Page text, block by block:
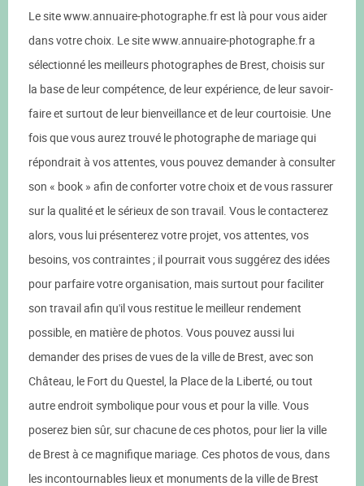
Le site www.annuaire-photographe.fr est là pour vous aider
dans votre choix. Le site www.annuaire-photographe.fr a
sélectionné les meilleurs photographes de Brest, choisis sur
la base de leur compétence, de leur expérience, de leur savoir-
faire et surtout de leur bienveillance et de leur courtoisie. Une
fois que vous aurez trouvé le photographe de mariage qui
répondrait à vos attentes, vous pouvez demander à consulter
son « book » afin de conforter votre choix et de vous rassurer
sur la qualité et le sérieux de son travail. Vous le contacterez
alors, vous lui présenterez votre projet, vos attentes, vos
besoins, vos contraintes ; il pourrait vous suggérez des idées
pour parfaire votre organisation, mais surtout pour faciliter
son travail afin qu'il vous restitue le meilleur rendement
possible, en matière de photos. Vous pouvez aussi lui
demander des prises de vues de la ville de Brest, avec son
Château, le Fort du Questel, la Place de la Liberté, ou tout
autre endroit symbolique pour vous et pour la ville. Vous
poserez bien sûr, sur chacune de ces photos, pour lier la ville
de Brest à ce magnifique mariage. Ces photos de vous, dans
les incontournables lieux et monuments de la ville de Brest